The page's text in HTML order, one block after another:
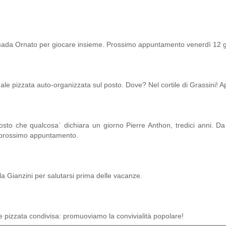
Ornato per giocare insieme. Prossimo appuntamento venerdì 12
pizzata auto-organizzata sul posto. Dove? Nel cortile di Grassini!
che qualcosa` dichiara un giorno Pierre Anthon, tredici anni.
appuntamento.
Gianzini per salutarsi prima delle vacanze.
condivisa: promuoviamo la convivialità popolare!